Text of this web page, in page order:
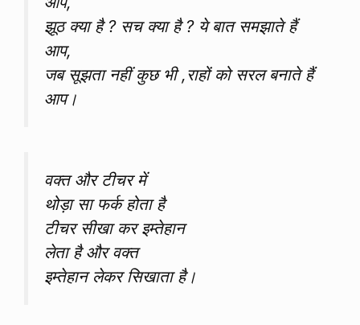
झूठ क्या है ? सच क्या है ? ये बात समझाते हैं
आप,
जब सूझता नहीं कुछ भी ,राहों को सरल बनाते हैं
आप।
वक्त और टीचर में
थोड़ा सा फर्क होता है
टीचर सीखा कर इम्तेहान
लेता है और वक्त
इम्तेहान लेकर सिखाता है।